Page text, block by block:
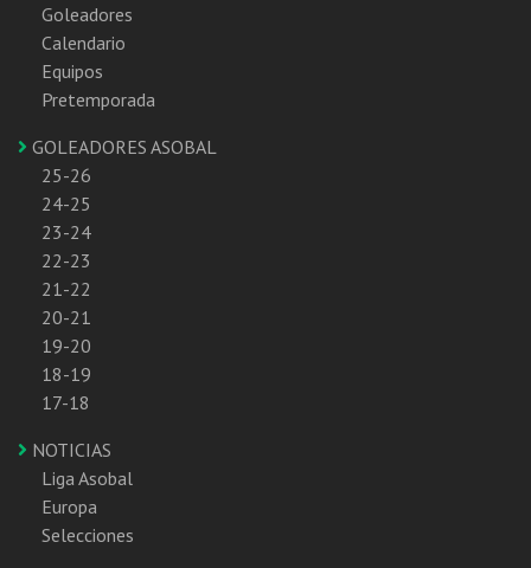
Goleadores
Calendario
Equipos
Pretemporada
GOLEADORES ASOBAL
25-26
24-25
23-24
22-23
21-22
20-21
19-20
18-19
17-18
NOTICIAS
Liga Asobal
Europa
Selecciones